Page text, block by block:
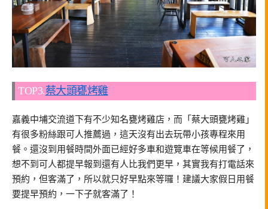
TOP3.蔡大頭甕烤雞
嘉義中埔交流道下有不少知名甕烤雞店，而「蔡大頭甕烤雞」
有很多粉絲跟可人推薦過，這天沒有出去玩帶小孩專程來用
餐。還沒到用餐時間外面已經好多車和遊覽車在等候用餐了，
想不到可人都提早報到還有人比我們更早，其實我有打電話來
預約，但客滿了，所以就只好早點來等囉！建議大家假日用餐
要提早預約，一下子就客滿了！